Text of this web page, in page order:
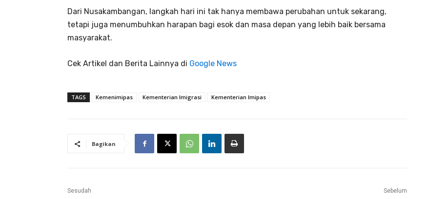
Dari Nusakambangan, langkah hari ini tak hanya membawa perubahan untuk sekarang,
tetapi juga menumbuhkan harapan bagi esok dan masa depan yang lebih baik bersama
masyarakat.
Cek Artikel dan Berita Lainnya di Google News
TAGS Kemenimipas Kementerian Imigrasi Kementerian Imipas
Bagikan
Sesudah Sebelum